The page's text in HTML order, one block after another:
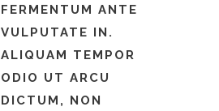
FERMENTUM ANTE
VULPUTATE IN.
ALIQUAM TEMPOR
ODIO UT ARCU
DICTUM, NON